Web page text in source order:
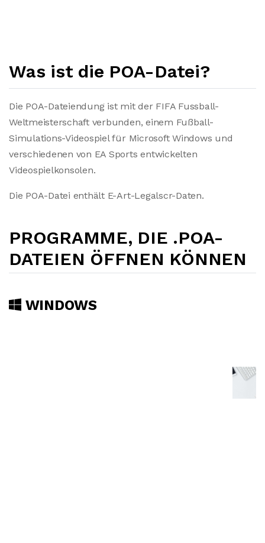
Was ist die POA-Datei?
Die POA-Dateiendung ist mit der FIFA Fussball-
Weltmeisterschaft verbunden, einem Fußball-
Simulations-Videospiel für Microsoft Windows und
verschiedenen von EA Sports entwickelten
Videospielkonsolen.
Die POA-Datei enthält E-Art-Legalscr-Daten.
PROGRAMME, DIE .POA-
DATEIEN ÖFFNEN KÖNNEN
WINDOWS